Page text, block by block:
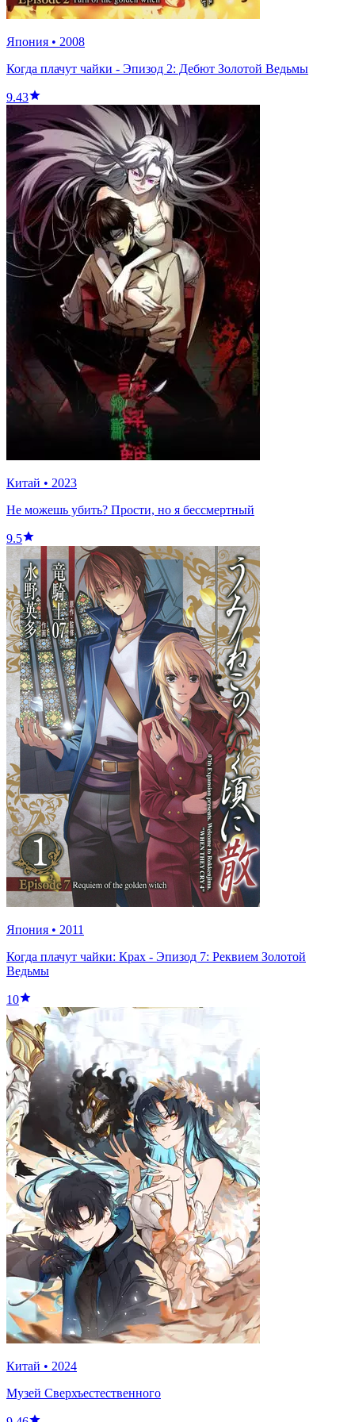
Япония • 2008
Когда плачут чайки - Эпизод 2: Дебют Золотой Ведьмы
9.43
Китай • 2023
Не можешь убить? Прости, но я бессмертный
9.5
Япония • 2011
Когда плачут чайки: Крах - Эпизод 7: Реквием Золотой
Ведьмы
10
Китай • 2024
Музей Сверхъестественного